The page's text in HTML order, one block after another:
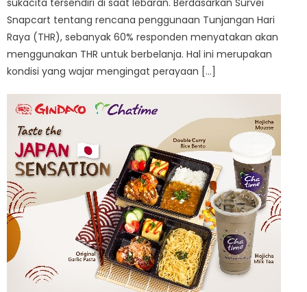
sukacita tersendiri di saat lebaran. Berdasarkan Survei
Snapcart tentang rencana penggunaan Tunjangan Hari
Raya (THR), sebanyak 60% responden menyatakan akan
menggunakan THR untuk berbelanja. Hal ini merupakan
kondisi yang wajar mengingat perayaan […]